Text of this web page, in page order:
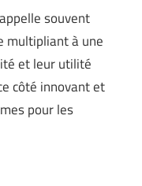
souvent
multipliant à une
et leur utilité
côté innovant et
pour les